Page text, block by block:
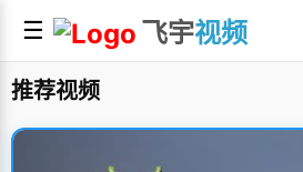
☰ 飞宇视频
推荐视频